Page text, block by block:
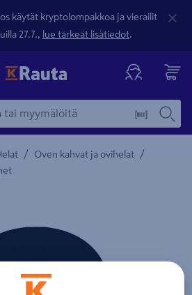
käytät kryptolompakkoa ja vierailit
27.7., lue tärkeät lisätiedot.
/ Oven kahvat ja ovihelat /
löytyy Tuotteen kuvaus -